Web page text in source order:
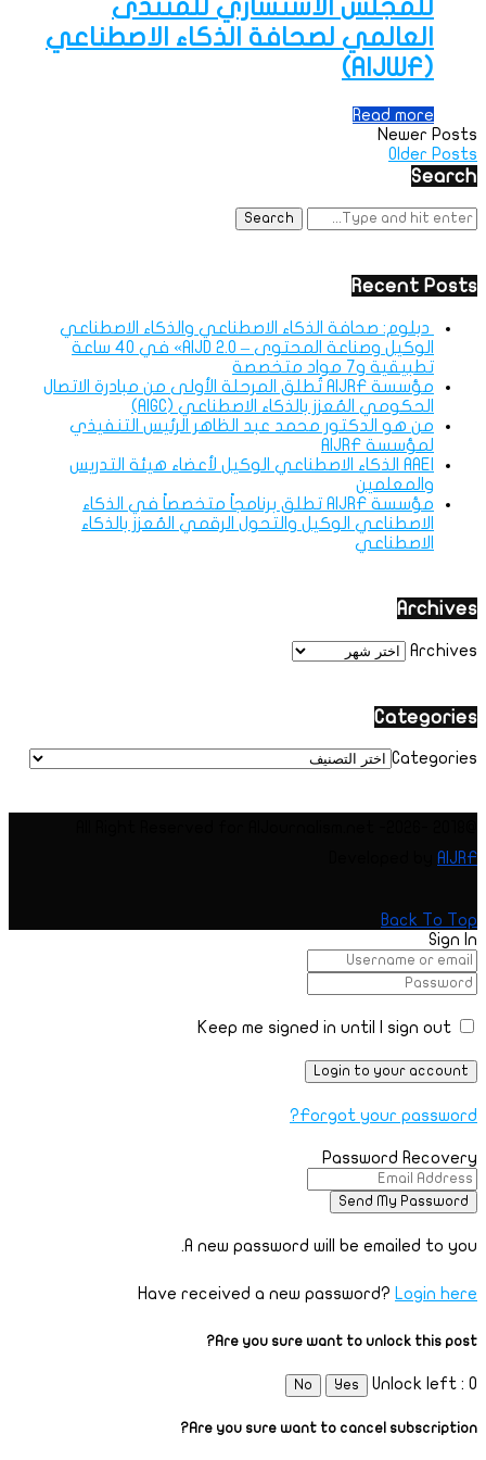
للمجلس الاستشاري للمنتدى
العالمي لصحافة الذكاء الاصطناعي
(AIJWF)
Read more
Newer Posts
Older Posts
Search
Recent Posts
دبلوم: صحافة الذكاء الاصطناعي والذكاء الاصطناعي
الوكيل وصناعة المحتوى – AIJD 2.0» في 40 ساعة
تطبيقية و7 مواد متخصصة
مؤسسة AIJRF تُطلق المرحلة الأولى من مبادرة الاتصال
الحكومي المُعزز بالذكاء الاصطناعي (AIGC)
من هو الدكتور محمد عبد الظاهر الرئيس التنفيذي
لمؤسسة AIJRF
AAEI الذكاء الاصطناعي الوكيل لأعضاء هيئة التدريس
والمعلمين
مؤسسة AIJRF تطلق برنامجاً متخصصاً في الذكاء
الاصطناعي الوكيل والتحول الرقمي المُعزز بالذكاء
الاصطناعي
Archives
Archives
Categories
Categories
AIJRF
Back To Top
Sign In
Forgot your password?
Password Recovery
A new password will be emailed to you.
Have received a new password? Login here
Are you sure want to unlock this post?
Unlock left : 0
Yes
No
Are you sure want to cancel subscription?